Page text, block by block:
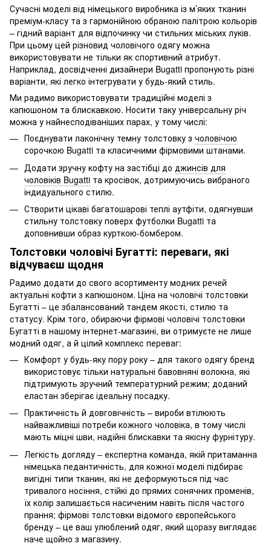
Сучасні моделі від німецького виробника із м’яких тканин
преміум-класу та з гармонійною обраною палітрою кольорів
– гідний варіант для відпочинку чи стильних міських луків.
При цьому цей різновид чоловічого одягу можна
використовувати не тільки як спортивний атрибут.
Наприклад, досвідченні дизайнери Bugatti пропонують різні
варіанти, які легко інтегрувати у будь-який стиль.
Ми радимо використовувати традиційні моделі з
капюшоном та блискавкою. Носити таку універсальну річ
можна у найнесподіваніших парах, у тому числі:
Поєднувати лаконічну темну толстовку з чоловічою
сорочкою Bugatti та класичними фірмовими штанами.
Додати зручну кофту на застібці до джинсів для
чоловіків Bugatti та кросівок, дотримуючись вибраного
індидуального стилю.
Створити цікаві багатошарові теплі аутфіти, одягнувши
стильну толстовку поверх футболки Bugatti та
доповнивши образ курткою-бомбером.
Толстовки чоловічі Бугатті: переваги, які
відчуваєш щодня
Радимо додати до свого асортименту модних речей
актуальні кофти з капюшоном. Ціна на чоловічі толстовки
Бугатті – це збалансований тандем якості, стилю та
статусу. Крім того, обираючи фірмові чоловічі толстовки
Бугатті в нашому інтернет-магазині, ви отримуєте не лише
модний одяг, а й цілий комплекс переваг:
Комфорт у будь-яку пору року – для такого одягу бренд
використовує тільки натуральні бавовняні волокна, які
підтримують зручний температурний режим; доданий
еластан зберігає ідеальну посадку.
Практичність й довговічність – вироби втілюють
найважливіші потреби кожного чоловіка, в тому числі
мають міцні шви, надійні блискавки та якісну фурнітуру.
Легкість догляду – експертна команда, якій притаманна
німецька педантичність, для кожної моделі підбирає
вигідні типи тканин, які не деформуються під час
тривалого носіння, стійкі до прямих сонячних променів,
їх колір залишається насиченим навіть після частого
прання; фірмові толстовки відомого європейського
бренду – це ваш улюблений одяг, який щоразу виглядає
наче щойно з магазину.